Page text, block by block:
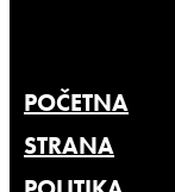
POČETNA
STRANA